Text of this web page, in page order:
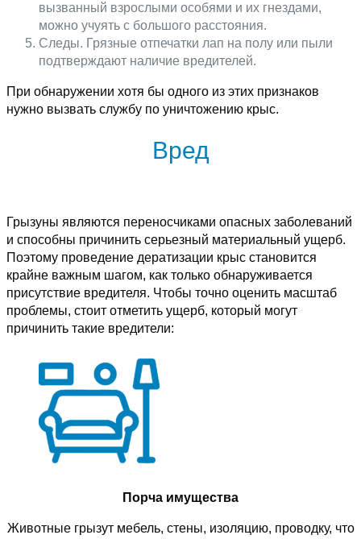
вызванный взрослыми особями и их гнездами,
можно учуять с большого расстояния.
Следы. Грязные отпечатки лап на полу или пыли
подтверждают наличие вредителей.
При обнаружении хотя бы одного из этих признаков
нужно вызвать службу по уничтожению крыс.
Вред
Грызуны являются переносчиками опасных заболеваний
и способны причинить серьезный материальный ущерб.
Поэтому проведение дератизации крыс становится
крайне важным шагом, как только обнаруживается
присутствие вредителя. Чтобы точно оценить масштаб
проблемы, стоит отметить ущерб, который могут
причинить такие вредители:
Порча имущества
Животные грызут мебель, стены, изоляцию, проводку, что